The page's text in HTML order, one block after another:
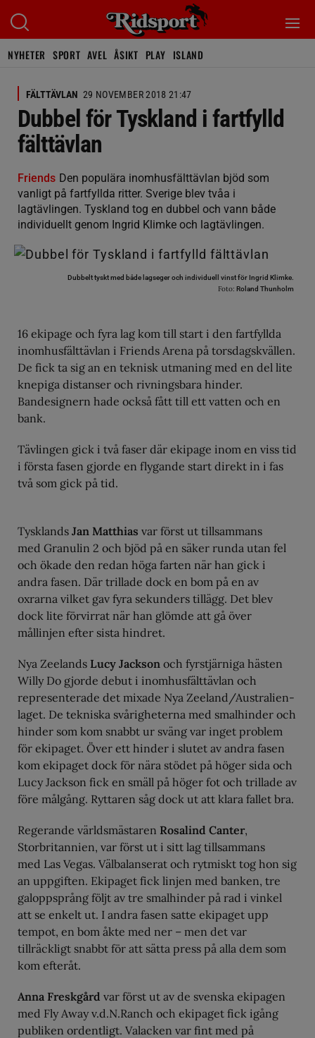
NYHETER SPORT AVEL ÅSIKT PLAY ISLAND
FÄLTTÄVLAN 29 NOVEMBER 2018 21:47
Dubbel för Tyskland i fartfylld
fälttävlan
Friends Den populära inomhusfälttävlan bjöd som
vanligt på fartfyllda ritter. Sverige blev tvåa i
lagtävlingen. Tyskland tog en dubbel och vann både
individuellt genom Ingrid Klimke och lagtävlingen.
Dubbelt tyskt med både lagseger och individuell vinst för Ingrid Klimke.
Foto: Roland Thunholm
16 ekipage och fyra lag kom till start i den fartfyllda
inomhusfälttävlan i Friends Arena på torsdagskvällen.
De fick ta sig an en teknisk utmaning med en del lite
knepiga distanser och rivningsbara hinder.
Bandesignern hade också fått till ett vatten och en
bank.
Tävlingen gick i två faser där ekipage inom en viss tid
i första fasen gjorde en flygande start direkt in i fas
två som gick på tid.
Tysklands Jan Matthias var först ut tillsammans
med Granulin 2 och bjöd på en säker runda utan fel
och ökade den redan höga farten när han gick i
andra fasen. Där trillade dock en bom på en av
oxrarna vilket gav fyra sekunders tillägg. Det blev
dock lite förvirrat när han glömde att gå över
mållinjen efter sista hindret.
Nya Zeelands Lucy Jackson och fyrstjärniga hästen
Willy Do gjorde debut i inomhusfälttävlan och
representerade det mixade Nya Zeeland/Australien-
laget. De tekniska svårigheterna med smalhinder och
hinder som kom snabbt ur sväng var inget problem
för ekipaget. Över ett hinder i slutet av andra fasen
kom ekipaget dock för nära stödet på höger sida och
Lucy Jackson fick en smäll på höger fot och trillade av
före målgång. Ryttaren såg dock ut att klara fallet bra.
Regerande världsmästaren Rosalind Canter,
Storbritannien, var först ut i sitt lag tillsammans
med Las Vegas. Välbalanserat och rytmiskt tog hon sig
an uppgiften. Ekipaget fick linjen med banken, tre
galoppsprång följt av tre smalhinder på rad i vinkel
att se enkelt ut. I andra fasen satte ekipaget upp
tempot, en bom åkte med ner – men det var
tillräckligt snabbt för att sätta press på alla dem som
kom efteråt.
Anna Freskgård var först ut av de svenska ekipagen
med Fly Away v.d.N.Ranch och ekipaget fick igång
publiken ordentligt. Valacken var fint med på